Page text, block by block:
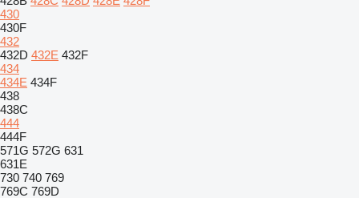
430
430F
432
432D 432E 432F
434
434E 434F
438
438C
444
444F
571G 572G 631
631E
730 740 769
769C 769D